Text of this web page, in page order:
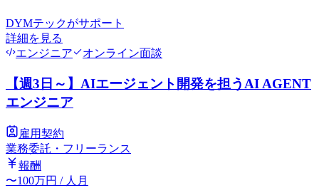
DYMテックがサポート
詳細を見る
エンジニア
オンライン面談
【週3日～】AIエージェント開発を担うAI AGENT
エンジニア
雇用契約
業務委託・フリーランス
報酬
〜100万円 / 人月